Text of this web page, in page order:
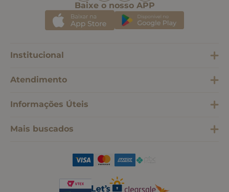
Baixe o nosso APP
Institucional
Atendimento
Informações Úteis
Mais buscados